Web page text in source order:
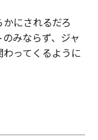
にされるだろ
みならず、ジャ
ってくるように